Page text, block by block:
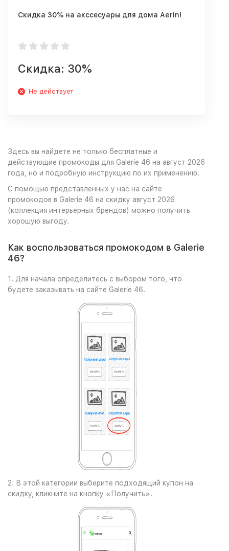
Скидка 30% на акссесуары для дома Aerin!
Скидка: 30%
Не действует
Здесь вы найдете не только бесплатные и
действующие промокоды для Galerie 46 на август 2026
года, но и подробную инструкцию по их применению.
С помощью представленных у нас на сайте
промокодов в Galerie 46 на скидку август 2026
(коллекция интерьерных брендов) можно получить
хорошую выгоду.
Как воспользоваться промокодом в Galerie
46?
1. Для начала определитесь с выбором того, что
будете заказывать на сайте Galerie 46.
2. В этой категории выберите подходящий купон на
скидку, кликните на кнопку «Получить».